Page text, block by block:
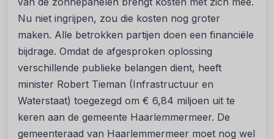
Nu niet ingrijpen, zou die kosten nog groter
maken. Alle betrokken partijen doen een financiële
bijdrage. Omdat de afgesproken oplossing
verschillende publieke belangen dient, heeft
minister Robert Tieman (Infrastructuur en
Waterstaat) toegezegd om € 6,84 miljoen uit te
keren aan de gemeente Haarlemmermeer. De
gemeenteraad van Haarlemmermeer moet nog wel